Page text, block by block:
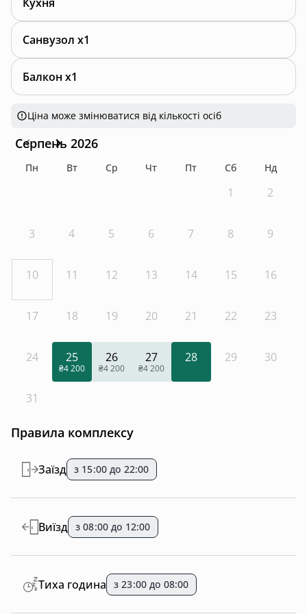
Санвузол x1
Балкон x1
Ціна може змінюватися від кількості осіб
Серпень 2026
Пн Вт Ср Чт Пт Сб Нд
1 2
3 4 5 6 7 8 9
10 11 12 13 14 15 16
17 18 19 20 21 22 23
24 25
₴4 200
26
₴4 200
27
₴4 200
28 29 30
31
Правила комплексу
Заїзд з 15:00 до 22:00
Виїзд з 08:00 до 12:00
Тиха година з 23:00 до 08:00